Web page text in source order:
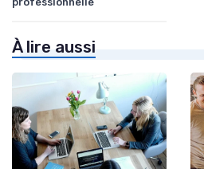
À lire aussi